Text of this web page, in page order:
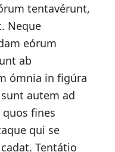
tentavérunt,
Neque
eórum
ab
ómnia in figúra
autem ad
fines
qui se
Tentátio